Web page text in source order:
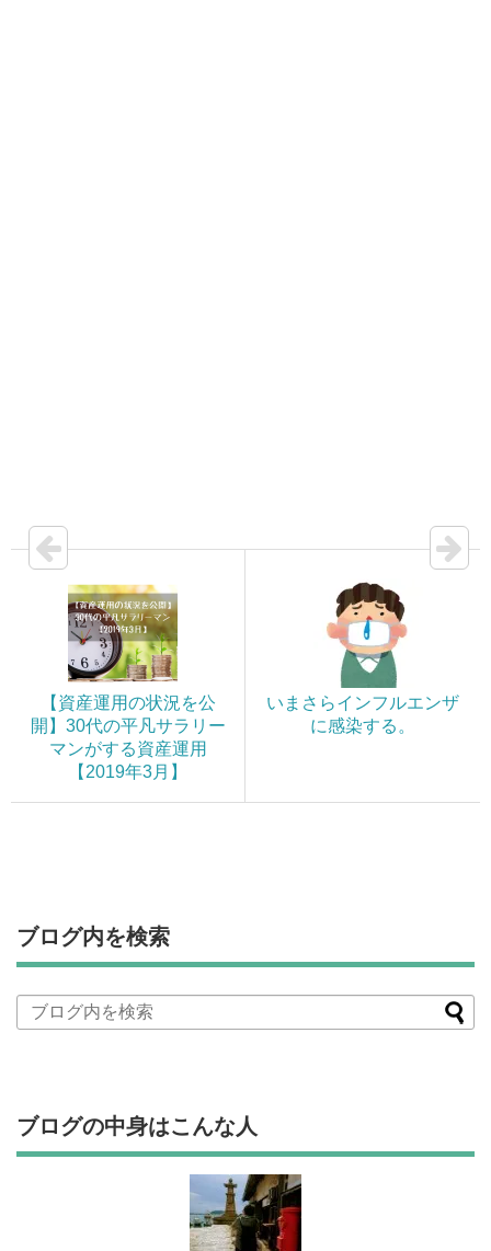
【資産運用の状況を公
開】30代の平凡サラリー
マンがする資産運用
【2019年3月】
いまさらインフルエンザ
に感染する。
ブログ内を検索
ブログの中身はこんな人